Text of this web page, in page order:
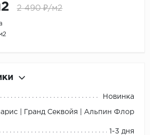
2 490 ₽/м2
Новинка
| Гранд Секвойя | Альпин Флор
1-3 дня